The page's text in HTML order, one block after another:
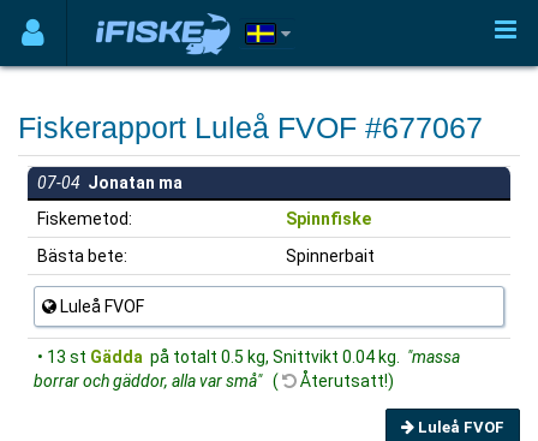
Fiskerapport Luleå FVOF #677067
07-04 Jonatan ma
Fiskemetod:
Spinnfiske
Bästa bete:
Spinnerbait
Luleå FVOF
• 13 st Gädda på totalt 0.5 kg, Snittvikt 0.04 kg.
"massa
borrar och gäddor, alla var små" ( Återutsatt!)
Luleå FVOF